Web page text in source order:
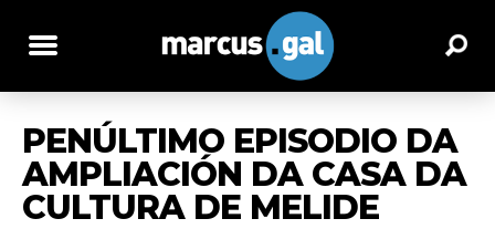
PENÚLTIMO EPISODIO DA
AMPLIACIÓN DA CASA DA
CULTURA DE MELIDE